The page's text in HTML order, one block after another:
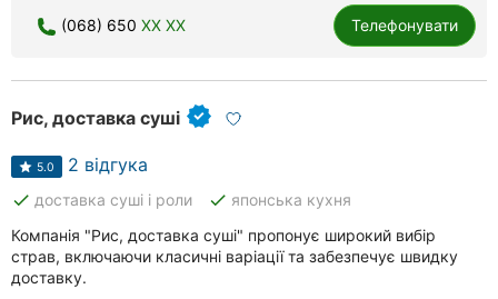
(068) 650 XX XX Телефонувати
Рис, доставка суші
5.0 2 відгука
done доставка суші і роли done японська кухня
Компанія "Рис, доставка суші" пропонує широкий вибір
страв, включаючи класичні варіації та забезпечує швидку
доставку.